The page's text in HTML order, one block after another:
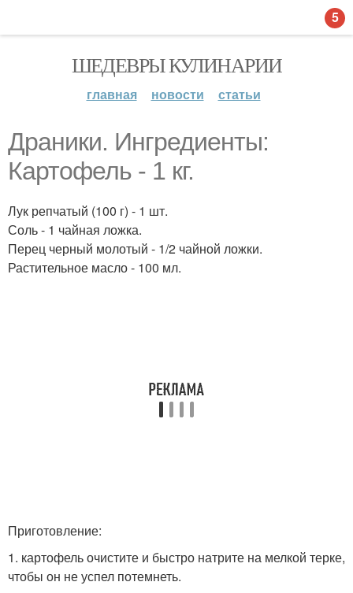
ШЕДЕВРЫ КУЛИНАРИИ
главная новости статьи
Драники. Ингредиенты:
Картофель - 1 кг.
Лук репчатый (100 г) - 1 шт.
Соль - 1 чайная ложка.
Перец черный молотый - 1/2 чайной ложки.
Растительное масло - 100 мл.
Приготовление:
1. картофель очистите и быстро натрите на мелкой терке,
чтобы он не успел потемнеть.
5